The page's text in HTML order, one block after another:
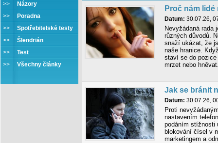
>>
Názory
>>
Poradna
>>
Spotřebitelské testy
>>
Šlendrián
>>
Test
>> Všechny články
Proč nám
Datum: 30.07.26,
Nevyžádaná rada
různých důvodů.
snaží ukázat, že
naše hranice.
staví se do
mrzet nebo
Jak se bránit
Datum: 30.07.26,
Proti
nastavením
podáním stížnosti
blokování čísel v
marketingem a